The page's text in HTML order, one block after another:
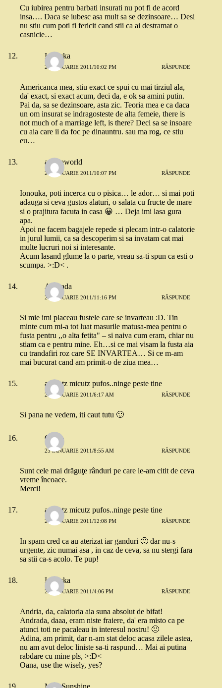
Cu iubirea pentru barbati insurati nu pot fi de acord
insa…. Daca se iubesc asa mult sa se dezinsoare… Desi
nu stiu cum poti fi fericit cand stii ca ai destramat o
casnicie…
Ionouka
21 IANUARIE 2011/10:02 PM RĂSPUNDE
Americanca mea, stiu exact ce spui cu mai tirziul ala,
da' exact, si exact acum, deci da, e ok sa amini putin.
Pai da, sa se dezinsoare, asta zic. Teoria mea e ca daca
un om insurat se indragosteste de alta femeie, there is
not much of a marriage left, is there? Deci sa se insoare
cu aia care ii da foc pe dinauntru. sau ma rog, ce stiu
eu…
andriaworld
21 IANUARIE 2011/10:07 PM RĂSPUNDE
Ionouka, poti incerca cu o pisica… le ador… si mai poti
adauga si ceva gustos alaturi, o salata cu fructe de mare
si o prajitura facuta in casa 😀 … Deja imi lasa gura
apa.
Apoi ne facem bagajele repede si plecam intr-o calatorie
in jurul lumii, ca sa descoperim si sa invatam cat mai
multe lucruri noi si interesante.
Acum lasand glume la o parte, vreau sa-ti spun ca esti o
scumpa. >:D< .
Andrada
21 IANUARIE 2011/11:16 PM RĂSPUNDE
Si mie imi placeau fustele care se invarteau :D. Tin
minte cum mi-a tot luat masurile matusa-mea pentru o
fusta pentru ,,o alta fetita" – si naiva cum eram, chiar nu
stiam ca e pentru mine. Eh…si ce mai visam la fusta aia
cu trandafiri roz care SE INVARTEA… Si ce m-am
mai bucurat cand am primit-o de ziua mea…
adinutz micutz pufos..ninge peste tine
22 IANUARIE 2011/6:17 AM RĂSPUNDE
Si pana ne vedem, iti caut tutu 🙂
O๑n๑
23 IANUARIE 2011/8:55 AM RĂSPUNDE
Sunt cele mai drăguţe rânduri pe care le-am citit de ceva
vreme încoace.
Merci!
adinutz micutz pufos..ninge peste tine
23 IANUARIE 2011/12:08 PM RĂSPUNDE
In spam cred ca au aterizat iar ganduri 🙂 dar nu-s
urgente, zic numai asa , in caz de ceva, sa nu stergi fara
sa stii ca-s acolo. Te pup!
Ionouka
23 IANUARIE 2011/4:06 PM RĂSPUNDE
Andria, da, calatoria aia suna absolut de bifat!
Andrada, daaa, eram niste fraiere, da' era misto ca pe
atunci toti ne pacaleau in interesul nostru! 🙂
Adina, am primit, dar n-am stat deloc acasa zilele astea,
nu am avut deloc liniste sa-ti raspund… Mai ai putina
rabdare cu mine pls, >:D<
Oana, use the wisely, yes?
Miss Sunshine